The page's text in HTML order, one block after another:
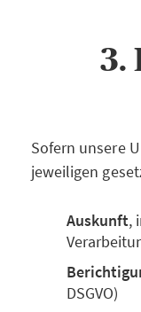
3.
Sofern unsere
jeweiligen
Auskunft,
DSGVO)